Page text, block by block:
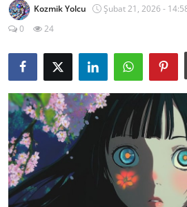
Anime
Dizi & Film
Testler
Kozmik Yolcu Şubat 21, 2026 -
0
24